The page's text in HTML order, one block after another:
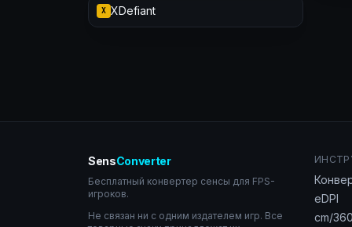
X XDefiant
SensConverter
Бесплатный конвертер сенсы для FPS-
игроков.
Не связан ни с одним издателем игр. Все
eDPI
cm/